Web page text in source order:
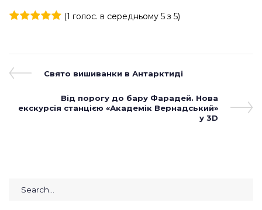
(1 голос. в середньому 5 з 5)
Навігація
Previous
Свято вишиванки в Антарктиді
Next
Post
Від порогу до бару Фарадей. Нова
екскурсія станцією «Академік Вернадський»
у 3D
Search